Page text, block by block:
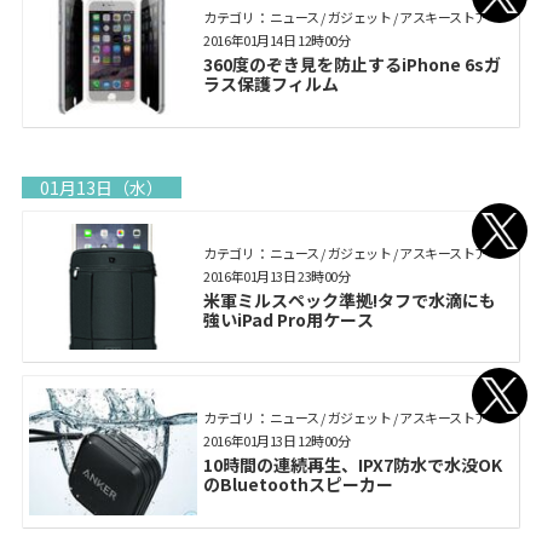
カテゴリ： ニュース / ガジェット / アスキーストア
360度のぞき見を防止するiPhone 6sガ
ラス保護フィルム
2016年01月14日 12時00分
01月13日（水）
カテゴリ： ニュース / ガジェット / アスキーストア
米軍ミルスペック準拠!タフで水滴にも
強いiPad Pro用ケース
2016年01月13日 23時00分
カテゴリ： ニュース / ガジェット / アスキーストア
10時間の連続再生、IPX7防水で水没OK
のBluetoothスピーカー
2016年01月13日 12時00分